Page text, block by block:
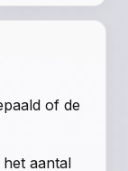
of de
aantal